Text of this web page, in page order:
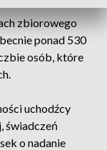
zbiorowego
ponad 530
osób, które
uchodźcy
świadczeń
o nadanie